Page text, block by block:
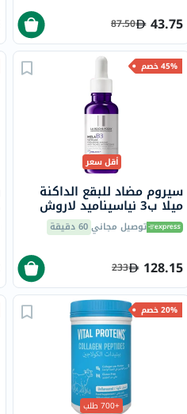
43.75
87.50
45% خصم
أقل سعر
سيروم مضاد للبقع الداكنة
ميلا ب3 نياسيناميد لاروش
بوزيه، لجميع أنواع البشرة -
30 مل توصيل مجاني60 دقيقة
128.15
233
20% خصم
+700 طلب